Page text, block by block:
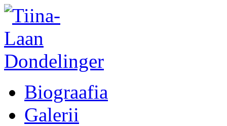
Biograafia
Galerii